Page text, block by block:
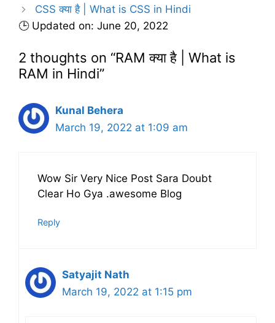
s
CSS क्या है | What is CSS in Hindi
🕒 Updated on: June 20, 2022
2 thoughts on “RAM क्या है | What is
RAM in Hindi”
Kunal Behera
March 19, 2022 at 1:09 am
Wow Sir Very Nice Post Sara Doubt
Clear Ho Gya .awesome Blog
Reply
Satyajit Nath
March 19, 2022 at 1:15 pm